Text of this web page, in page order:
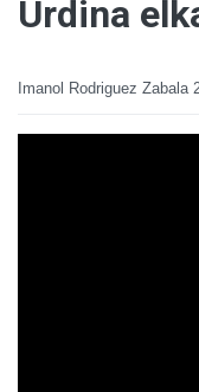
Urdina
Imanol Rodriguez Zabala